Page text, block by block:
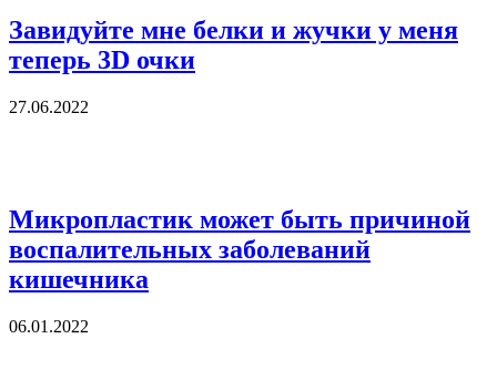
Завидуйте мне белки и жучки у меня
теперь 3D очки
27.06.2022
Микропластик может быть причиной
воспалительных заболеваний
кишечника
06.01.2022